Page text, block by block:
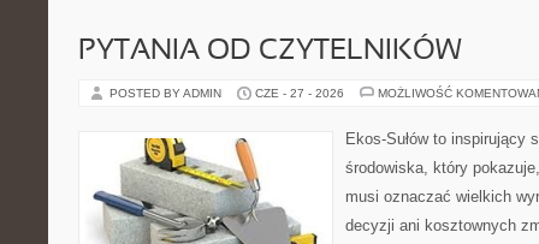
PYTANIA OD CZYTELNIKÓW
POSTED BY ADMIN CZE - 27 - 2026 MOŻLIWOŚĆ
Ekos-Sułów to inspirujący
środowiska, który
musi oznaczać wielkich
decyzji ani kosztownych